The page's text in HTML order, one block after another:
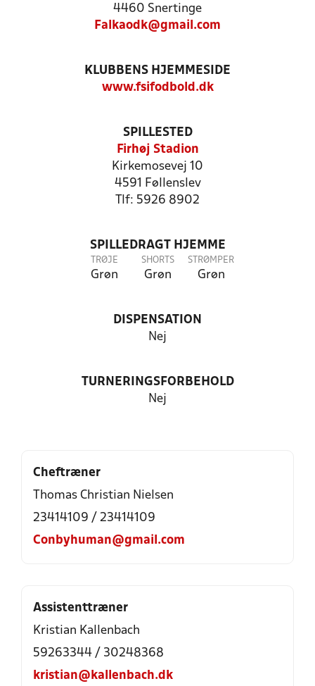
4460 Snertinge
Falkaodk@gmail.com
KLUBBENS HJEMMESIDE
www.fsifodbold.dk
SPILLESTED
Firhøj Stadion
Kirkemosevej 10
4591 Føllenslev
Tlf: 5926 8902
SPILLEDRAGT HJEMME
TRØJE
Grøn
SHORTS
Grøn
STRØMPER
Grøn
DISPENSATION
Nej
TURNERINGSFORBEHOLD
Nej
Cheftræner
Thomas Christian Nielsen
23414109 / 23414109
Conbyhuman@gmail.com
Assistenttræner
Kristian Kallenbach
59263344 / 30248368
kristian@kallenbach.dk